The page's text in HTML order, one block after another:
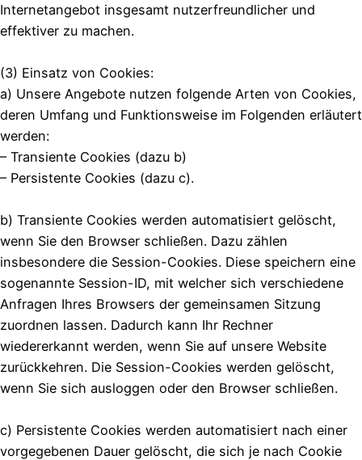
Internetangebot insgesamt nutzerfreundlicher und
effektiver zu machen.
(3) Einsatz von Cookies:
a) Unsere Angebote nutzen folgende Arten von Cookies,
deren Umfang und Funktionsweise im Folgenden erläutert
werden:
– Transiente Cookies (dazu b)
– Persistente Cookies (dazu c).
b) Transiente Cookies werden automatisiert gelöscht,
wenn Sie den Browser schließen. Dazu zählen
insbesondere die Session-Cookies. Diese speichern eine
sogenannte Session-ID, mit welcher sich verschiedene
Anfragen Ihres Browsers der gemeinsamen Sitzung
zuordnen lassen. Dadurch kann Ihr Rechner
wiedererkannt werden, wenn Sie auf unsere Website
zurückkehren. Die Session-Cookies werden gelöscht,
wenn Sie sich ausloggen oder den Browser schließen.
c) Persistente Cookies werden automatisiert nach einer
vorgegebenen Dauer gelöscht, die sich je nach Cookie